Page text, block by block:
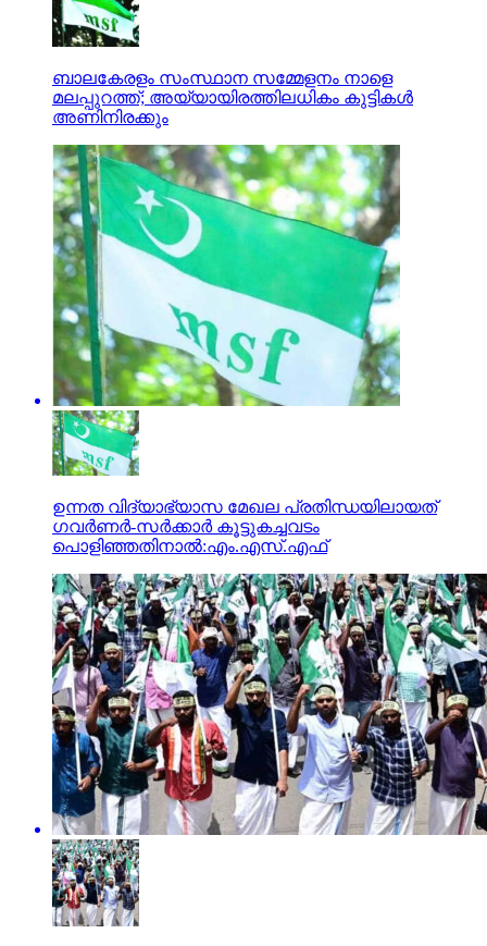
ബാലകേരളം സംസ്ഥാന സമ്മേളനം നാളെ
മലപ്പുറത്ത്; അയ്യായിരത്തിലധികം കുട്ടികള്‍
അണിനിരക്കും
ഉന്നത വിദ്യാഭ്യാസ മേഖല പ്രതിന്ധയിലായത്
ഗവര്‍ണര്‍-സര്‍ക്കാര്‍ കൂട്ടുകച്ചവടം
പൊളിഞ്ഞതിനാല്‍:എം.എസ്.എഫ്